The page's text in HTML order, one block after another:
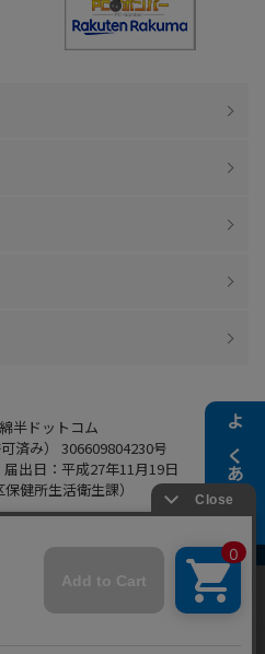
よくある質問
半ドットコム
済み） 306609804230号
出日：平成27年11月19日
保健所生活衛生課）
Partners Co., Ltd.
より良いサービス
用しています。
り、クッキーの使
同意する